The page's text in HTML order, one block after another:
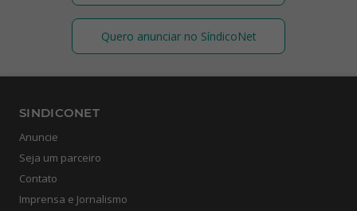
Quero anunciar no SíndicoNet
SINDICONET
Anuncie
Seja um parceiro
Contato
Imprensa e Jornalismo